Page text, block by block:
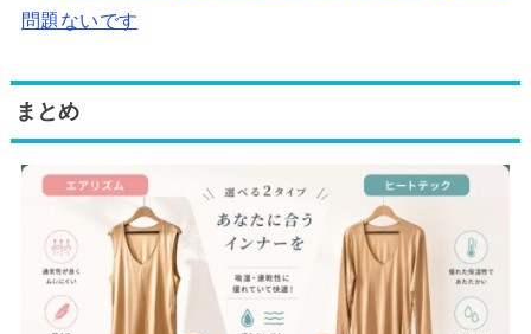
問題ないです
まとめ